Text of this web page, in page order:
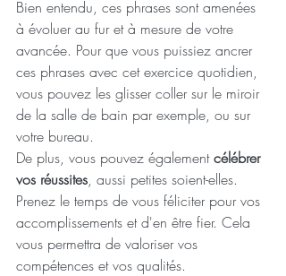
Bien entendu, ces phrases sont amenées
à évoluer au fur et à mesure de votre
avancée. Pour que vous puissiez ancrer
ces phrases avec cet exercice quotidien,
vous pouvez les glisser coller sur le miroir
de la salle de bain par exemple, ou sur
votre bureau.
De plus, vous pouvez également célébrer
vos réussites, aussi petites soient-elles.
Prenez le temps de vous féliciter pour vos
accomplissements et d'en être fier. Cela
vous permettra de valoriser vos
compétences et vos qualités.